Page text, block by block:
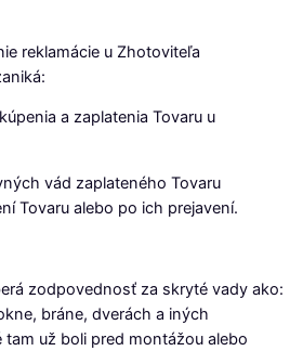
reklamácie u Zhotoviteľa
a zaplatenia Tovaru u
vád zaplateného Tovaru
Tovaru alebo po ich prejavení.
zodpovednosť za skryté vady ako:
bráne, dverách a iných
už boli pred montážou alebo